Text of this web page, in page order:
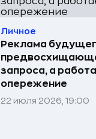
Личное
Реклама
запроса, а
опережение
22 июля 2026, 19:00